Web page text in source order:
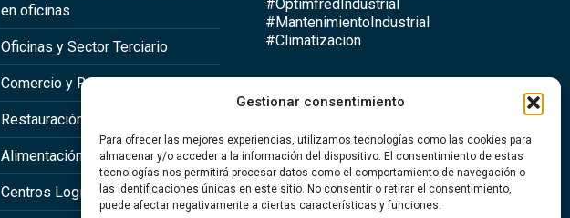
Gestionar consentimiento
Para ofrecer las mejores experiencias, utilizamos tecnologías como las cookies para
almacenar y/o acceder a la información del dispositivo. El consentimiento de estas
tecnologías nos permitirá procesar datos como el comportamiento de navegación o
las identificaciones únicas en este sitio. No consentir o retirar el consentimiento,
puede afectar negativamente a ciertas características y funciones.
en oficinas
Oficinas y Sector Terciario
Comercio y Retail
Restauración y Hostelería
Alimentación y Agroalimentario
Centros Logísticos
#OptimfredIndustrial
#MantenimientoIndustrial
#Climatizacion